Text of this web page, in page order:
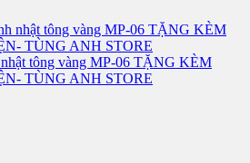
nhật tông vàng MP-06 TẶNG KÈM
TÙNG ANH STORE